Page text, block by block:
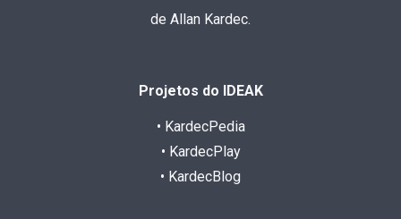
de Allan Kardec.
Projetos do IDEAK
• KardecPedia
• KardecPlay
• KardecBlog